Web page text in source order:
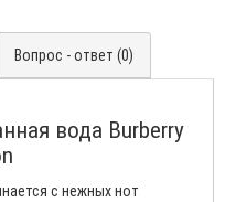
Вопрос - ответ (0)
вода Burberry
с нежных нот